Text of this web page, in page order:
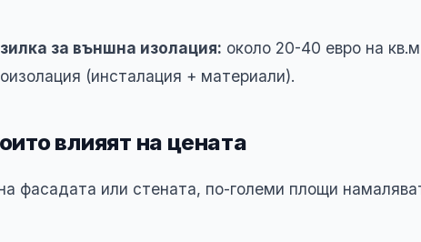
за външна изолация: около 20-40 евро на
(инсталация + материали).
влияят на цената
фасадата или стената, по-големи площи